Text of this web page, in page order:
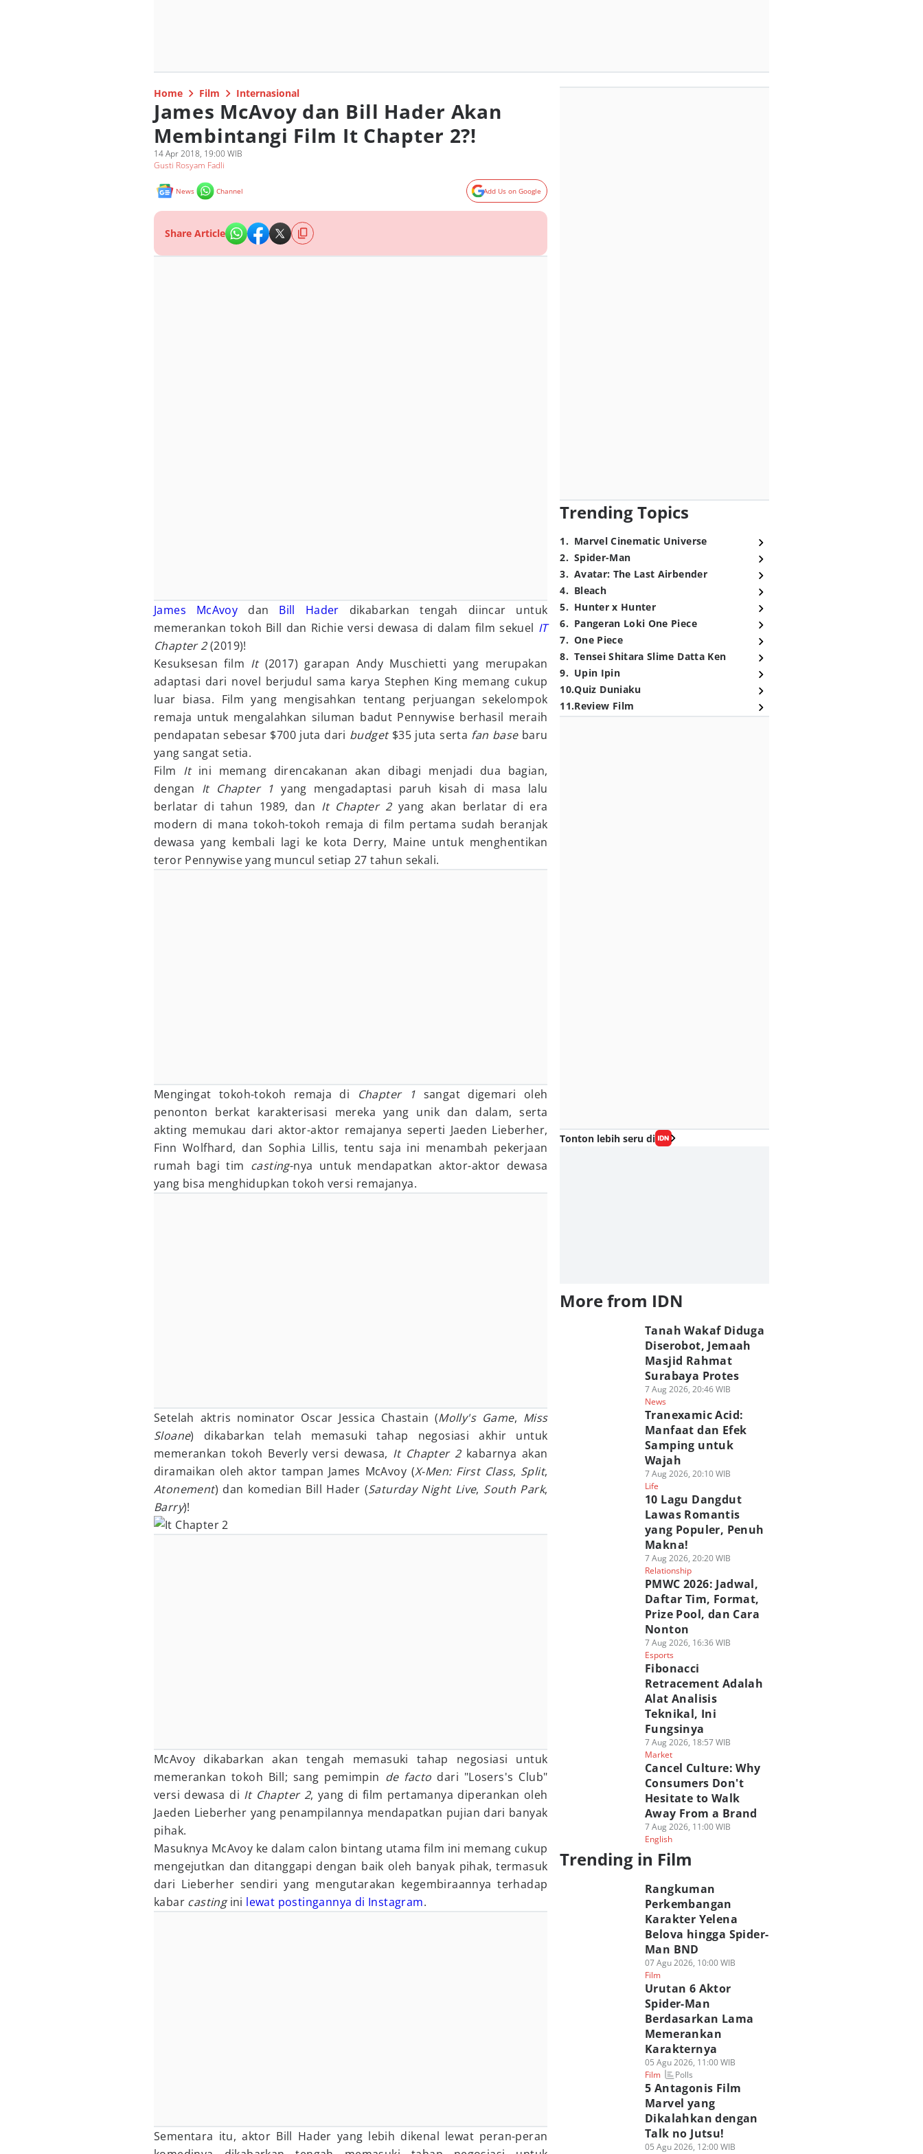
Home Film Internasional
James McAvoy dan Bill Hader Akan
Membintangi Film It Chapter 2?!
14 Apr 2018, 19:00 WIB
Gusti Rosyam Fadli
News Channel Add Us on Google
Share Article
James McAvoy dan Bill Hader dikabarkan tengah diincar untuk
memerankan tokoh Bill dan Richie versi dewasa di dalam film sekuel IT
Chapter 2(2019)!
Kesuksesan film It (2017) garapan Andy Muschietti yang merupakan
adaptasi dari novel berjudul sama karya Stephen King memang cukup
luar biasa. Film yang mengisahkan tentang perjuangan sekelompok
remaja untuk mengalahkan siluman badut Pennywise berhasil meraih
pendapatan sebesar $700 juta dari budget $35 juta serta fan base baru
yang sangat setia.
Film It ini memang direncakanan akan dibagi menjadi dua bagian,
dengan It Chapter 1yang mengadaptasi paruh kisah di masa lalu
berlatar di tahun 1989, dan It Chapter 2yang akan berlatar di era
modern di mana tokoh-tokoh remaja di film pertama sudah beranjak
dewasa yang kembali lagi ke kota Derry, Maine untuk menghentikan
teror Pennywise yang muncul setiap 27 tahun sekali.
Mengingat tokoh-tokoh remaja di Chapter 1 sangat digemari oleh
penonton berkat karakterisasi mereka yang unik dan dalam, serta
akting memukau dari aktor-aktor remajanya seperti Jaeden Lieberher,
Finn Wolfhard, dan Sophia Lillis, tentu saja ini menambah pekerjaan
rumah bagi tim casting-nya untuk mendapatkan aktor-aktor dewasa
yang bisa menghidupkan tokoh versi remajanya.
Setelah aktris nominator Oscar Jessica Chastain (Molly's Game, Miss
Sloane) dikabarkan telah memasuki tahap negosiasi akhir untuk
memerankan tokoh Beverly versi dewasa, It Chapter 2 kabarnya akan
diramaikan oleh aktor tampan James McAvoy (X-Men: First Class, Split,
Atonement) dan komedian Bill Hader (Saturday Night Live, South Park,
Barry)!
McAvoy dikabarkan akan tengah memasuki tahap negosiasi untuk
memerankan tokoh Bill; sang pemimpin de facto dari "Losers's Club"
versi dewasa di It Chapter 2, yang di film pertamanya diperankan oleh
Jaeden Lieberher yang penampilannya mendapatkan pujian dari banyak
pihak.
Masuknya McAvoy ke dalam calon bintang utama film ini memang cukup
mengejutkan dan ditanggapi dengan baik oleh banyak pihak, termasuk
dari Lieberher sendiri yang mengutarakan kegembiraannya terhadap
kabar castingini lewat postingannya di Instagram.
Sementara itu, aktor Bill Hader yang lebih dikenal lewat peran-peran
Trending Topics
1. Marvel Cinematic Universe
2. Spider-Man
3. Avatar: The Last Airbender
4. Bleach
5. Hunter x Hunter
6. Pangeran Loki One Piece
7. One Piece
8. Tensei Shitara Slime Datta Ken
9. Upin Ipin
10.Quiz Duniaku
11.Review Film
Tonton lebih seru di
More from IDN
Tanah Wakaf Diduga
Diserobot, Jemaah
Masjid Rahmat
Surabaya Protes
7 Aug 2026, 20:46 WIB
News
Tranexamic Acid:
Manfaat dan Efek
Samping untuk
Wajah
7 Aug 2026, 20:10 WIB
Life
10 Lagu Dangdut
Lawas Romantis
yang Populer, Penuh
Makna!
7 Aug 2026, 20:20 WIB
Relationship
PMWC 2026: Jadwal,
Daftar Tim, Format,
Prize Pool, dan Cara
Nonton
7 Aug 2026, 16:36 WIB
Esports
Fibonacci
Retracement Adalah
Alat Analisis
Teknikal, Ini
Fungsinya
7 Aug 2026, 18:57 WIB
Market
Cancel Culture: Why
Consumers Don't
Hesitate to Walk
Away From a Brand
7 Aug 2026, 11:00 WIB
English
Trending in Film
Rangkuman
Perkembangan
Karakter Yelena
Belova hingga Spider-
Man BND
07 Agu 2026, 10:00 WIB
Film
Urutan 6 Aktor
Spider-Man
Berdasarkan Lama
Memerankan
Karakternya
05 Agu 2026, 11:00 WIB
Film
Polls
5 Antagonis Film
Marvel yang
Dikalahkan dengan
Talk no Jutsu!
05 Agu 2026, 12:00 WIB